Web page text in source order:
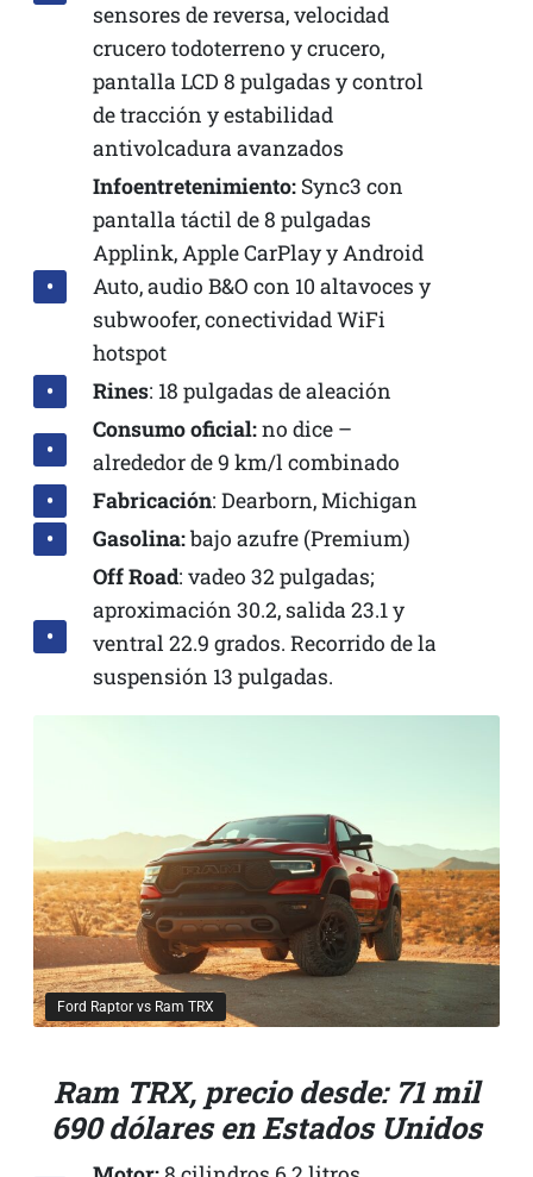
sensores de reversa, velocidad
crucero todoterreno y crucero,
pantalla LCD 8 pulgadas y control
de tracción y estabilidad
antivolcadura avanzados
Infoentretenimiento: Sync3 con
pantalla táctil de 8 pulgadas
Applink, Apple CarPlay y Android
Auto, audio B&O con 10 altavoces y
subwoofer, conectividad WiFi
hotspot
Rines: 18 pulgadas de aleación
Consumo oficial:no dice –
alrededor de 9 km/l combinado
Fabricación: Dearborn, Michigan
Gasolina:bajo azufre (Premium)
Off Road: vadeo 32 pulgadas;
aproximación 30.2, salida 23.1 y
ventral 22.9 grados. Recorrido de la
suspensión 13 pulgadas.
Ford Raptor vs Ram TRX
Ram TRX, precio desde: 71 mil
690 dólares en Estados Unidos